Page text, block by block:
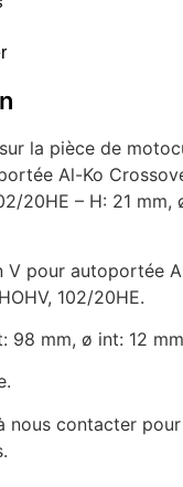
la pièce de
Al-Ko
20HE – H: 21
V pour autoportée
102/20HE.
98 mm, ø int: 12 mm
nous contacter